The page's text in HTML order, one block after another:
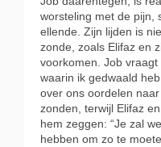
worsteling met de pijn,
ellende. Zijn lijden is
zonde, zoals Elifaz en
voorkomen. Job vraagt
waarin ik gedwaald
over ons oordelen
zonden, terwijl Elifaz
hem zeggen: “Je zal
hebben om zo te